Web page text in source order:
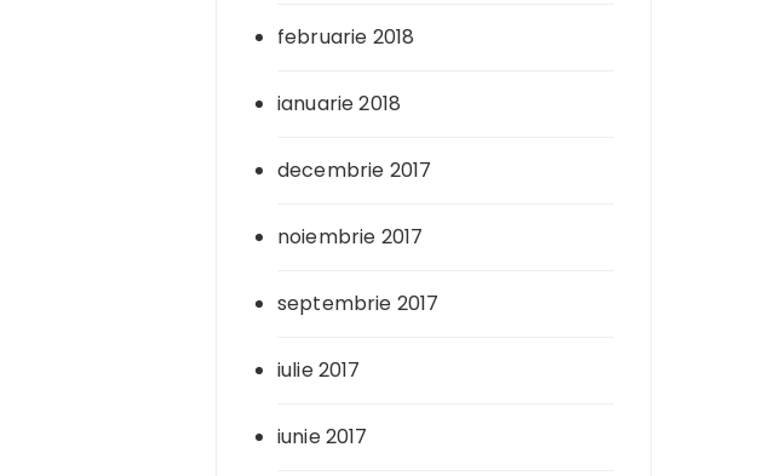
februarie 2018
ianuarie 2018
decembrie 2017
noiembrie 2017
septembrie 2017
iulie 2017
iunie 2017